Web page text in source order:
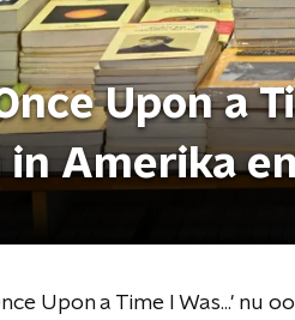
Upon a
Amerika
Upon a Time I Was...' nu